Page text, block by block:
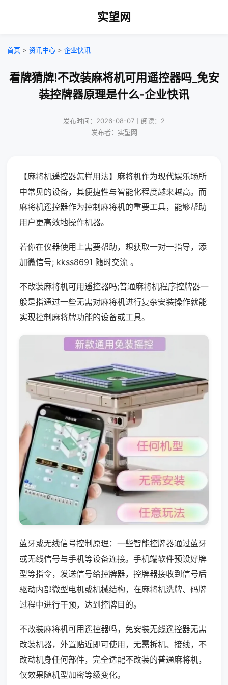
实望网
首页 > 资讯中心 > 企业快讯
看牌猜牌!不改装麻将机可用遥控器吗_免安
装控牌器原理是什么-企业快讯
发布时间：2026-08-07｜阅读：2
发布者：实望网
【麻将机遥控器怎样用法】麻将机作为现代娱乐场所
中常见的设备，其便捷性与智能化程度越来越高。而
麻将机遥控器作为控制麻将机的重要工具，能够帮助
用户更高效地操作机器。
若你在仪器使用上需要帮助，想获取一对一指导，添
加微信号; kkss8691 随时交流 。
不改装麻将机可用遥控器吗;普通麻将机程序控牌器一
般是指通过一些无需对麻将机进行复杂安装操作就能
实现控制麻将牌功能的设备或工具。
蓝牙或无线信号控制原理：一些智能控牌器通过蓝牙
或无线信号与手机等设备连接。手机端软件预设好牌
型等指令，发送信号给控牌器，控牌器接收到信号后
驱动内部微型电机或机械结构，在麻将机洗牌、码牌
过程中进行干预，达到控牌目的。
不改装麻将机可用遥控器吗，免安装无线遥控器无需
改装机器，外置贴近即可使用，无需拆机、接线，不
改动机身任何部件，完全适配不改装的普通麻将机，
仅效果随机型加密等级变化。